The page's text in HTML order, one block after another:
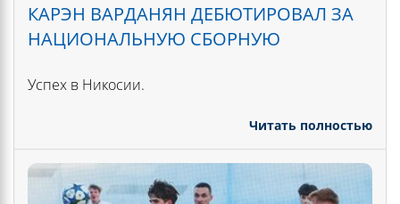
КАРЭН ВАРДАНЯН ДЕБЮТИРОВАЛ ЗА
НАЦИОНАЛЬНУЮ СБОРНУЮ
Успех в Никосии.
Читать полностью